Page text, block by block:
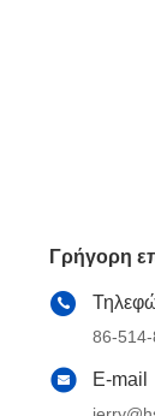
Γρήγορη
86-
E-mail